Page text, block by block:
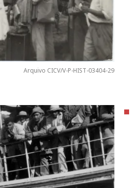
Arquivo CICV/V-P-HIST-03404-29